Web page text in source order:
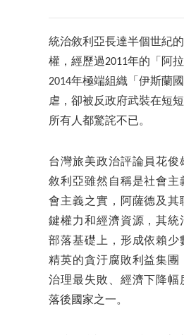
統治敘利亞長達半個世紀
權，經歷過2011年的「阿
2014年極端組織「伊斯蘭
虐，卻被反政府武裝在短
所有人都驚詫不已。
台灣旅美政治評論員花俊
敘利亞雖然自稱是社會主
會主義之實，阿薩德及其
鍵權力和經濟資源，其統
部落基礎上，形成依賴少
精英的貪汙腐敗利益集團
治理最失敗、經濟下降幅
落後國家之一。